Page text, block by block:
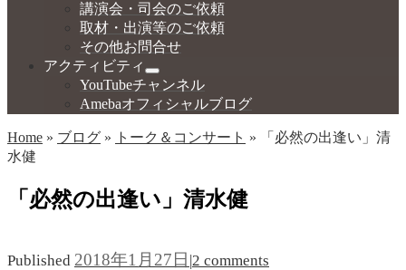
講演会・司会のご依頼
取材・出演等のご依頼
その他お問合せ
アクティビティ
YouTubeチャンネル
Amebaオフィシャルブログ
Home » ブログ » トーク＆コンサート »
「必然の出逢い」清
水健
「必然の出逢い」清水健
Published 2018年1月27日 |2 comments